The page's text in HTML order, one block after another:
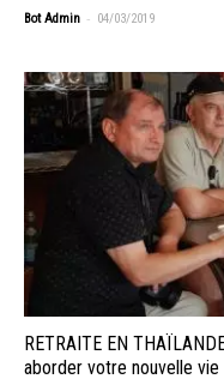
Bot Admin - 04/03/2019
RETRAITE EN
aborder votre nouvelle vie